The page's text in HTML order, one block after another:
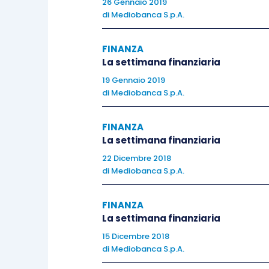
Nikkei -4.15%, Hang Seng +0.44%,
Indicazioni macroeconomiche
Settimana incentrata sul sentiment
al consumo pubblicato dalla
sulla crescita economica, misurate
precedenti. Pubblicata, inoltre, la
Composto e Servizi, rispettivamente
51.5, 53.1 e 53.3.
di Mediobanca S.p.A.
FINANZA
La settimana finanziaria
19 Gennaio 2019
di Mediobanca S.p.A.
FINANZA
La settimana finanziaria
22 Dicembre 2018
di Mediobanca S.p.A.
FINANZA
La settimana finanziaria
15 Dicembre 2018
di Mediobanca S.p.A.